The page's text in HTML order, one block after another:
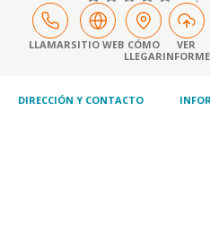
LLAMARSITIO WEB CÓMO
LLEGAR
VER
INFORME
DIRECCIÓN Y CONTACTO